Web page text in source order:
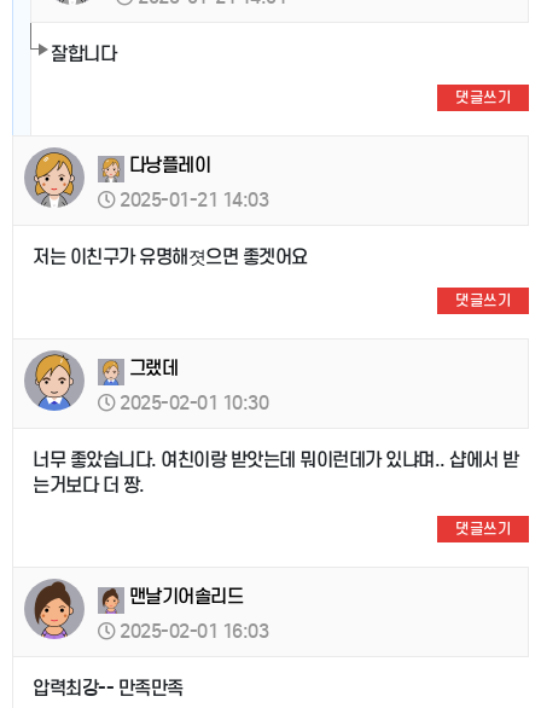
잘합니다
댓글쓰기
다낭플레이
2025-01-21 14:03
저는 이친구가 유명해졋으면 좋겟어요
댓글쓰기
그랬데
2025-02-01 10:30
너무 좋았습니다. 여친이랑 받앗는데 뭐이런데가 있냐며.. 샵에서 받
는거보다 더 짱.
댓글쓰기
맨날기어솔리드
2025-02-01 16:03
압력최강-- 만족만족